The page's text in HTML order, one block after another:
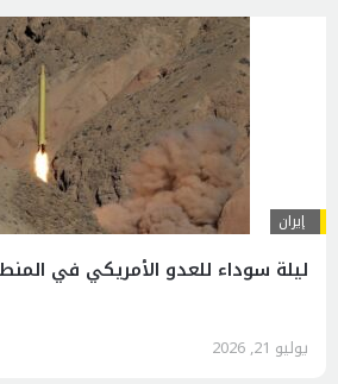
إيران
ليلة سوداء للعدو الأمريكي في
يوليو 21, 2026